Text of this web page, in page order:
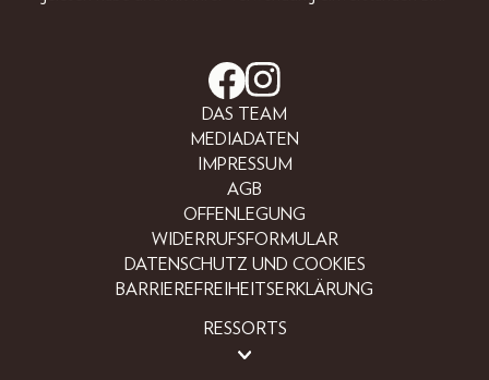
DAS TEAM
MEDIADATEN
IMPRESSUM
AGB
OFFENLEGUNG
WIDERRUFSFORMULAR
DATENSCHUTZ UND COOKIES
BARRIEREFREIHEITSERKLÄRUNG
RESSORTS